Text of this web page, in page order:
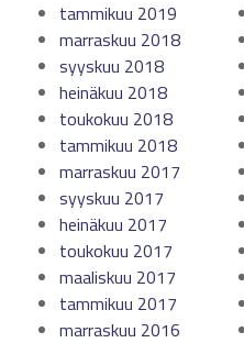
tammikuu 2019
marraskuu 2018
syyskuu 2018
heinäkuu 2018
toukokuu 2018
tammikuu 2018
marraskuu 2017
syyskuu 2017
heinäkuu 2017
toukokuu 2017
maaliskuu 2017
tammikuu 2017
marraskuu 2016